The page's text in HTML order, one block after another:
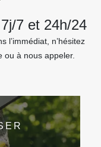
7 et 24h/24
l’immédiat, n’hésitez
ou à nous appeler.